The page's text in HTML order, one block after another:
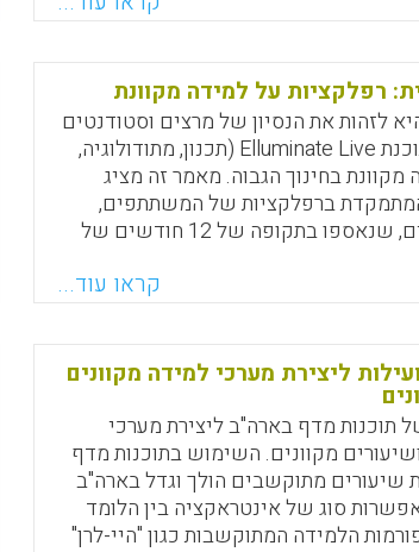
שולחניים וניידים אחרים. לפלטפורמה המקוונת iTunes U
מבחינת הצפייה בסרטי וידאו והאזנה
הלומדים בקורסים , הפלטפורמה
חוויה לימודית משופרת בתהליכי
והאינטראקציה .
Email
X
רפלקציות על למידה מקוונת
לזהות את הנסיון של מרצים וסטודנטים
המשתמשים בתוכנת Elluminate Live (תכנון, מתודולוגיה,
בחינוך הגבוה. מאמר זה מציג
ברפלקציות של המשתתפים,
מרצים וסטודנטים, שנאספו בתקופה של 12 חודשים של
Email
X
קראו עוד...
ליצירת מערכי למידה מקוונים
תוכנות מדף בארה"ב ליצירת מערכי
מקוונים. השימוש בתוכנות מדף
שיעורים מתוקשבים הולך וגדל בארה"ב
סוג של אינטראקציה בין הלומד
הלמידה המתוקשבות כגון "היי-לרן"